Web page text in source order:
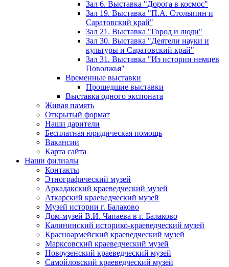
Зал 6. Выставка "Дорога в космос"
Зал 19. Выставка "П.А. Столыпин и
Саратовский край"
Зал 21. Выставка "Город и люди"
Зал 30. Выставка "Деятели науки и
культуры и Саратовский край"
Зал 31. Выставка "Из истории немцев
Поволжья"
Временные выставки
Прошедшие выставки
Выставка одного экспоната
Живая память
Открытый формат
Наши дарители
Бесплатная юридическая помощь
Вакансии
Карта сайта
Наши филиалы
Контакты
Этнографический музей
Аркадакский краеведческий музей
Аткарский краеведческий музей
Музей истории г. Балаково
Дом-музей В.И. Чапаева в г. Балаково
Калининский историко-краеведческий музей
Красноармейский краеведческий музей
Марксовский краеведческий музей
Новоузенский краеведческий музей
Самойловский краеведческий музей